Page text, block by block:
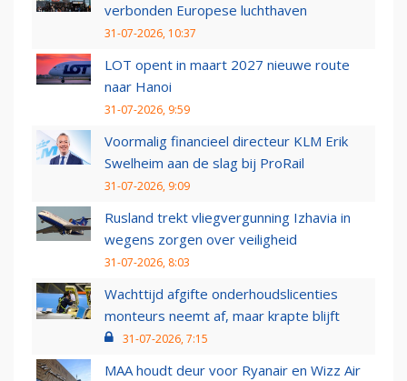
verbonden Europese luchthaven
31-07-2026, 10:37
LOT opent in maart 2027 nieuwe route
naar Hanoi
31-07-2026, 9:59
Voormalig financieel directeur KLM Erik
Swelheim aan de slag bij ProRail
31-07-2026, 9:09
Rusland trekt vliegvergunning Izhavia in
wegens zorgen over veiligheid
31-07-2026, 8:03
Wachttijd afgifte onderhoudslicenties
monteurs neemt af, maar krapte blijft
31-07-2026, 7:15
MAA houdt deur voor Ryanair en Wizz Air